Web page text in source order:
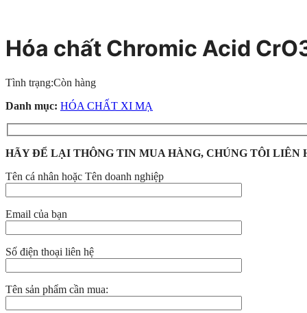
Hóa chất Chromic Acid
Tình trạng:Còn hàng
Danh mục: HÓA CHẤT XI MẠ
HÃY ĐỂ LẠI THÔNG TIN MUA HÀNG, CHÚNG TÔI LIÊN
Tên cá nhân hoặc Tên doanh nghiệp
Email của bạn
Số điện thoại liên hệ
Tên sản phẩm cần mua: